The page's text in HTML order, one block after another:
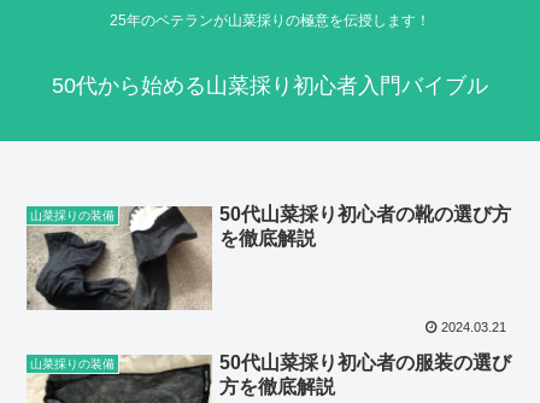
25年のベテランが山菜採りの極意を伝授します！
50代から始める山菜採り初心者入門バイブル
山菜採りの装備
50代山菜採り初心者の靴の選び方
を徹底解説
2024.03.21
山菜採りの装備
50代山菜採り初心者の服装の選び
方を徹底解説